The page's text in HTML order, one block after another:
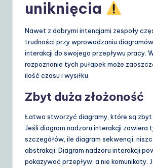
uniknięcia
Nawet z dobrymi intencjami zespoły
trudności przy wprowadzaniu
interakcji do swojego przepływu pracy.
rozpoznanie tych pułapek może
ilość czasu i wysiłku.
Zbyt duża złożoność
Łatwo stworzyć diagramy, które są zbyt
Jeśli diagram nadzoru interakcji zawiera
szczegółów, ile diagram sekwencji,
abstrakcji. Diagram nadzoru interakcji
pokazywać przepływ, a nie komunikaty.